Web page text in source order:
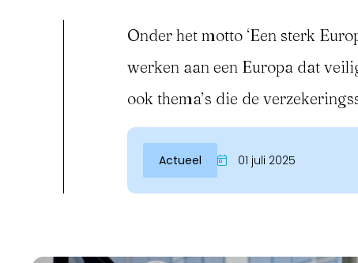
Onder het motto ‘Een sterk
werken aan een Europa dat
ook thema’s die de
Actueel 01 juli 2025